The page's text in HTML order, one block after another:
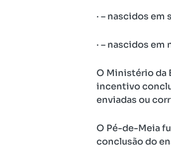
· – nascidos
· – nascidos
O Ministério da
incentivo
enviadas ou
O Pé-de-Meia
conclusão do